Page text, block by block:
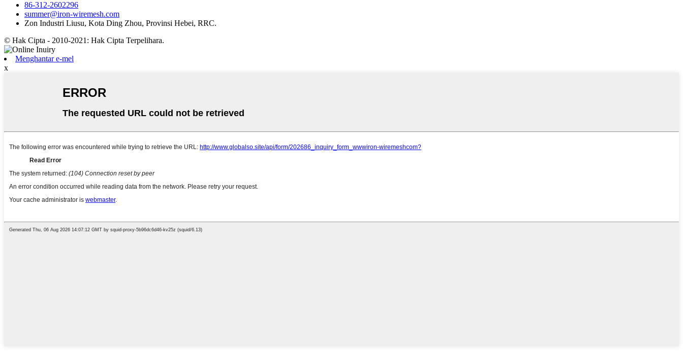
86-312-2602296
summer@iron-wiremesh.com
Zon Industri Liusu, Kota Ding Zhou, Provinsi Hebei, RRC.
© Hak Cipta - 2010-2021: Hak Cipta Terpelihara.
Menghantar e-mel
x